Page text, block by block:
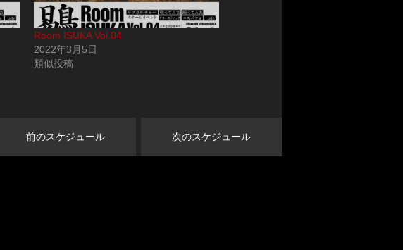
Room ISUKA Vol.04
2022年3月5日
類似投稿
前のスケジュール 次のスケジュール